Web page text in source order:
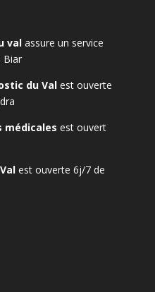
valassure un service
Biar
du Valest ouverte
médicales est ouvert
est ouverte 6j/7 de